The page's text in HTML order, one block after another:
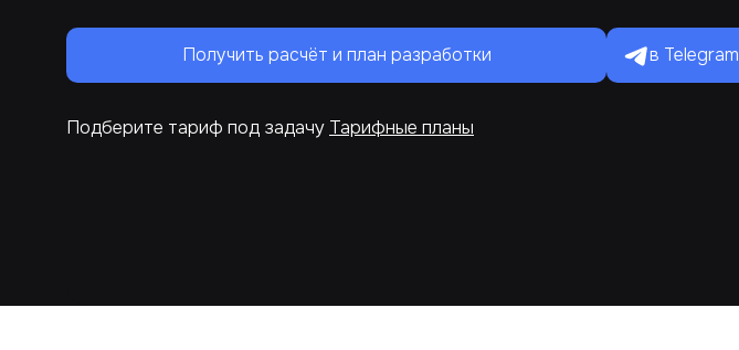
Получить расчёт и план разработки в Telegram
Подберите тариф под задачу Тарифные планы